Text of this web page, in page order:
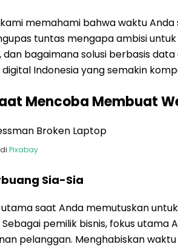
kami memahami bahwa waktu
tuntas mengapa ambisi untuk
dan bagaimana solusi berbasis
Indonesia yang semakin
Mencoba Membuat
di Pixabay
Sia-Sia
saat Anda memutuskan untuk
pemilik bisnis, fokus
pelanggan. Menghabiskan